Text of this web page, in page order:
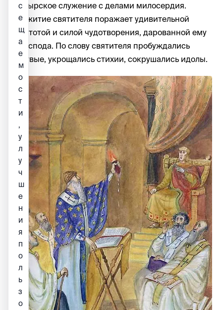
пастырское служение с делами милосердия.
Все житие святителя поражает удивительной
простотой и силой чудотворения, дарованной ему
от Господа. По слову святителя пробуждались
мертвые, укрощались стихии, сокрушались идолы.
с
е
щ
а
е
м
о
с
т
и
,
у
л
у
ч
ш
е
н
и
я
п
о
л
ь
з
о